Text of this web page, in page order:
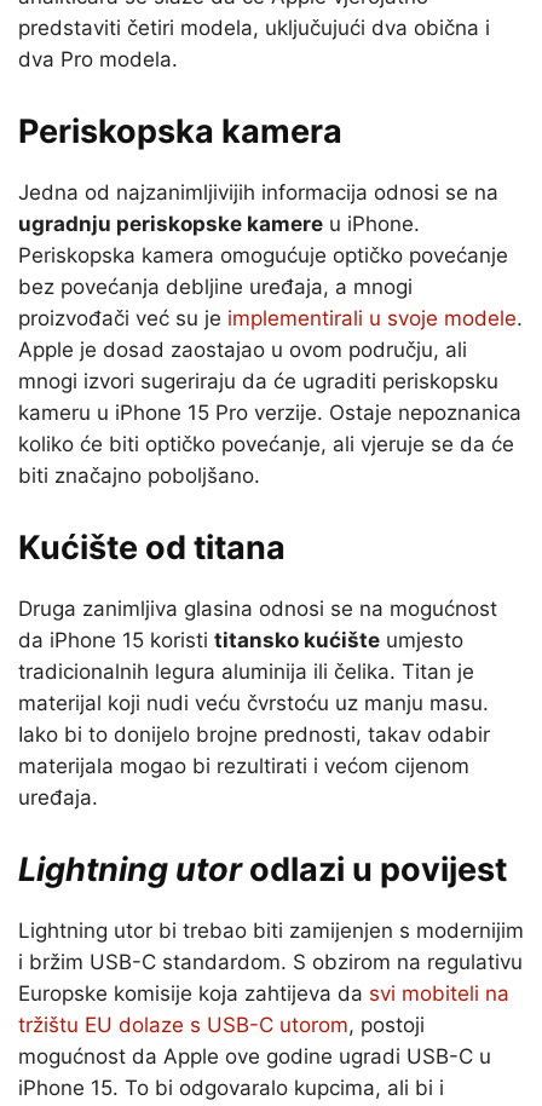
predstaviti četiri modela, uključujući dva obična i
dva Pro modela.
Periskopska kamera
Jedna od najzanimljivijih informacija odnosi se na
ugradnju periskopske kamere u iPhone.
Periskopska kamera omogućuje optičko povećanje
bez povećanja debljine uređaja, a mnogi
proizvođači već su je implementirali u svoje modele.
Apple je dosad zaostajao u ovom području, ali
mnogi izvori sugeriraju da će ugraditi periskopsku
kameru u iPhone 15 Pro verzije. Ostaje nepoznanica
koliko će biti optičko povećanje, ali vjeruje se da će
biti značajno poboljšano.
Kućište od titana
Druga zanimljiva glasina odnosi se na mogućnost
da iPhone 15 koristi titansko kućište umjesto
tradicionalnih legura aluminija ili čelika. Titan je
materijal koji nudi veću čvrstoću uz manju masu.
Iako bi to donijelo brojne prednosti, takav odabir
materijala mogao bi rezultirati i većom cijenom
uređaja.
Lightning utorodlazi u povijest
Lightning utor bi trebao biti zamijenjen s modernijim
i bržim USB-C standardom. S obzirom na regulativu
Europske komisije koja zahtijeva da svi mobiteli na
tržištu EU dolaze s USB-C utorom, postoji
mogućnost da Apple ove godine ugradi USB-C u
iPhone 15. To bi odgovaralo kupcima, ali bi i